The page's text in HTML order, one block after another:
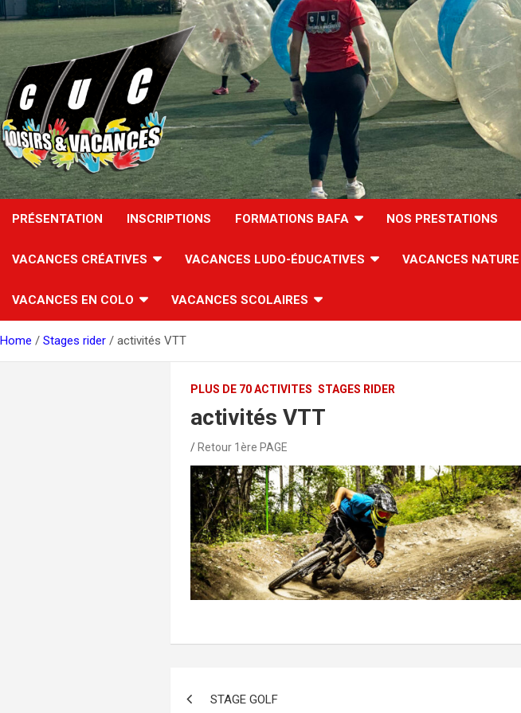
Skip
to
content
PRÉSENTATION INSCRIPTIONS FORMATIONS BAFA NOS PRESTATIONS
VACANCES CRÉATIVES VACANCES LUDO-ÉDUCATIVES VACANCES NATURE
VACANCES EN COLO VACANCES SCOLAIRES
Home Stages rider activités VTT
PLUS DE 70 ACTIVITES STAGES RIDER
activités VTT
Retour 1ère PAGE
STAGE GOLF